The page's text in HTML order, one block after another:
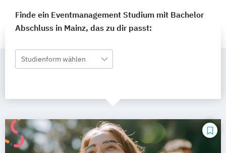
Finde ein Eventmanagement Studium mit Bachelor
Abschluss in Mainz, das zu dir passt:
Studienform wählen